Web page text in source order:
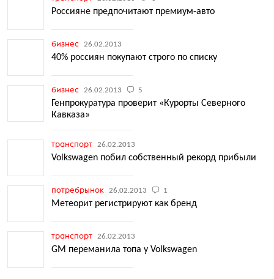
Россияне предпочитают премиум-авто
бизнес 26.02.2013
40% россиян покупают строго по списку
бизнес 26.02.2013 5
Генпрокуратура проверит «Курорты Северного
Кавказа»
транспорт 26.02.2013
Volkswagen побил собственный рекорд прибыли
потребрынок 26.02.2013 1
Метеорит регистрируют как бренд
транспорт 26.02.2013
GM переманила топа у Volkswagen